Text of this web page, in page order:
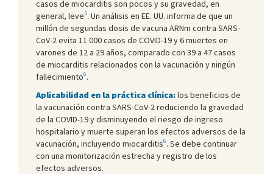
casos de miocarditis son pocos y su gravedad, en
general, leve5. Un análisis en EE. UU. informa de que un
millón de segundas dosis de vacuna ARNm contra SARS-
CoV-2 evita 11 000 casos de COVID-19 y 6 muertes en
varones de 12 a 29 años, comparado con 39 a 47 casos
de miocarditis relacionados con la vacunación y ningún
fallecimiento6.
Aplicabilidad en la práctica clínica:los beneficios de
la vacunación contra SARS-CoV-2 reduciendo la gravedad
de la COVID-19 y disminuyendo el riesgo de ingreso
hospitalario y muerte superan los efectos adversos de la
vacunación, incluyendo miocarditis6. Se debe continuar
con una monitorización estrecha y registro de los
efectos adversos.